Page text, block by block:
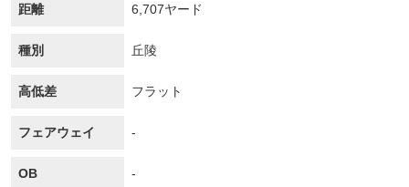
距離 6,707ヤード
種別 丘陵
高低差 フラット
フェアウェイ -
OB -